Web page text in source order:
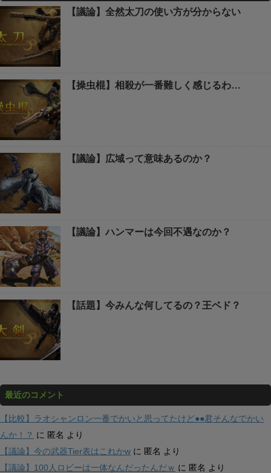
【議論】全然太刀の使い方が分からない
【操虫棍】相殺が一番難しく感じるわ…
【議論】広域って意味あるのか？
【議論】ハンマーは今回不遇なのか？
【話題】今みんな何してるの？王ベド？
最近のコメント
【比較】ラオシャンロン一番でかいと思ってたけど●●君そんなでかい
んか！？ に 匿名 より
【議論】今の武器Tier表はこれかw に 匿名 より
【議論】100人ロビーは一体なんだったんだｗ に 匿名 より